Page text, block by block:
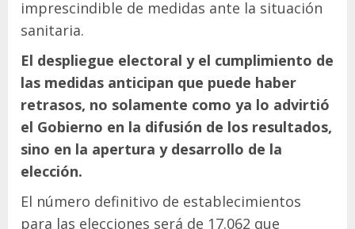
imprescindible de medidas ante la situación
sanitaria.
El despliegue electoral y el cumplimiento de
las medidas anticipan que puede haber
retrasos, no solamente como ya lo advirtió
el Gobierno en la difusión de los resultados,
sino en la apertura y desarrollo de la
elección.
El número definitivo de establecimientos
para las elecciones será de 17.062 que